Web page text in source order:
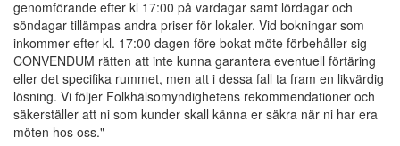
genomförande efter kl 17:00 på vardagar samt lördagar och
söndagar tillämpas andra priser för lokaler. Vid bokningar som
inkommer efter kl. 17:00 dagen före bokat möte förbehåller sig
CONVENDUM rätten att inte kunna garantera eventuell förtäring
eller det specifika rummet, men att i dessa fall ta fram en likvärdig
lösning. Vi följer Folkhälsomyndighetens rekommendationer och
säkerställer att ni som kunder skall känna er säkra när ni har era
möten hos oss."